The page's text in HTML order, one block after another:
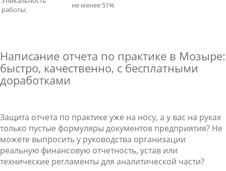
работы:
не менее 51%
Написание отчета по практике в Мозыре:
быстро, качественно, с бесплатными
доработками
Защита отчета по практике уже на носу, а у вас на руках
только пустые формуляры документов предприятия? Не
можете выпросить у руководства организации
реальную финансовую отчетность, устав или
технические регламенты для аналитической части?